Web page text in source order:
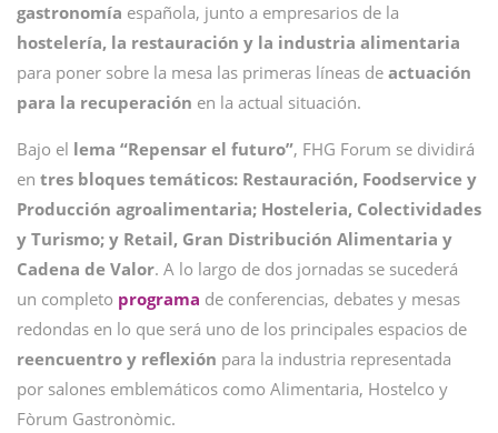
gastronomía española, junto a empresarios de la
hostelería, la restauración y la industria alimentaria
para poner sobre la mesa las primeras líneas de actuación
para la recuperación en la actual situación.
Bajo el lema “Repensar el futuro”, FHG Forum se dividirá
en tres bloques temáticos: Restauración, Foodservice y
Producción agroalimentaria; Hosteleria, Colectividades
y Turismo; y Retail, Gran Distribución Alimentaria y
Cadena de Valor. A lo largo de dos jornadas se sucederá
un completo programa de conferencias, debates y mesas
redondas en lo que será uno de los principales espacios de
reencuentro y reflexión para la industria representada
por salones emblemáticos como Alimentaria, Hostelco y
Fòrum Gastronòmic.